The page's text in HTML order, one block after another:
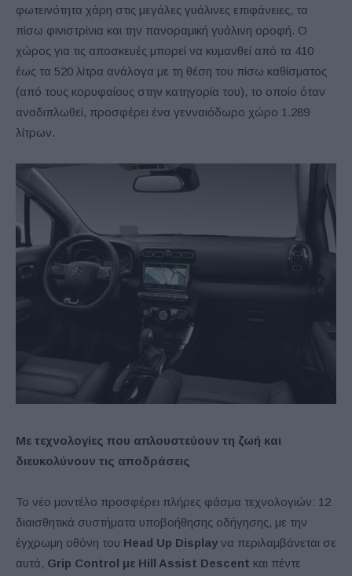
φωτεινότητα χάρη στις μεγάλες γυάλινες επιφάνειες, τα
πίσω φινιστρίνια και την πανοραμική γυάλινη οροφή. Ο
χώρος για τις αποσκευές μπορεί να κυμανθεί από τα 410
έως τα 520 λίτρα ανάλογα με τη θέση του πίσω καθίσματος
(από τους κορυφαίους στην κατηγορία του), το οποίο όταν
αναδιπλωθεί, προσφέρει ένα γενναιόδωρο χώρο 1.289
λίτρων.
Με τεχνολογίες που απλουστεύουν τη ζωή και
διευκολύνουν τις αποδράσεις
Το νέο μοντέλο προσφέρει πλήρες φάσμα τεχνολογιών: 12
διαισθητικά συστήματα υποβοήθησης οδήγησης, με την
έγχρωμη οθόνη του Head Up Display να περιλαμβάνεται σε
αυτά, Grip Control με Hill Assist Descent και πέντε